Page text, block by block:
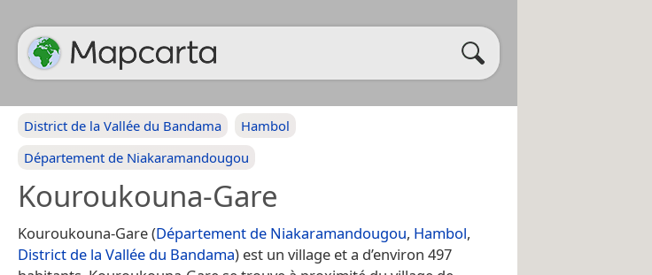
District de la Vallée du Bandama
Hambol
Département de Niakaramandougou
Kouroukouna-Gare
Kouroukouna-Gare (Département de Niakaramandougou, Hambol,
District de la Vallée du Bandama) est un village et a d’environ 497